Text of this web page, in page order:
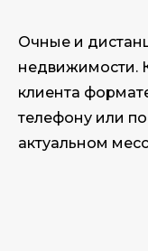
Очные и
недвижимости.
клиента
телефону или
актуальном